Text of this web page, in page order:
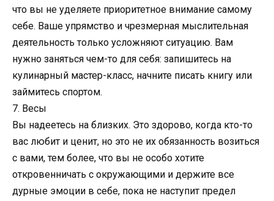
что вы не уделяете приоритетное внимание самому
себе. Ваше упрямство и чрезмерная мыслительная
деятельность только усложняют ситуацию. Вам
нужно заняться чем-то для себя: запишитесь на
кулинарный мастер-класс, начните писать книгу или
займитесь спортом.
7. Весы
Вы надеетесь на близких. Это здорово, когда кто-то
вас любит и ценит, но это не их обязанность возиться
с вами, тем более, что вы не особо хотите
откровенничать с окружающими и держите все
дурные эмоции в себе, пока не наступит предел